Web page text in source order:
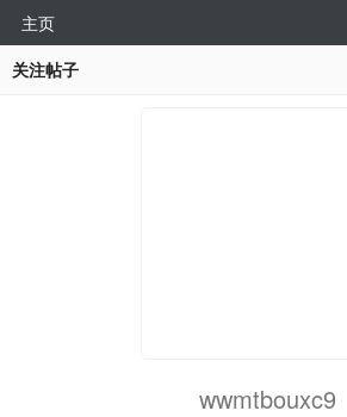
主页
关注帖子
wwmtbouxc9